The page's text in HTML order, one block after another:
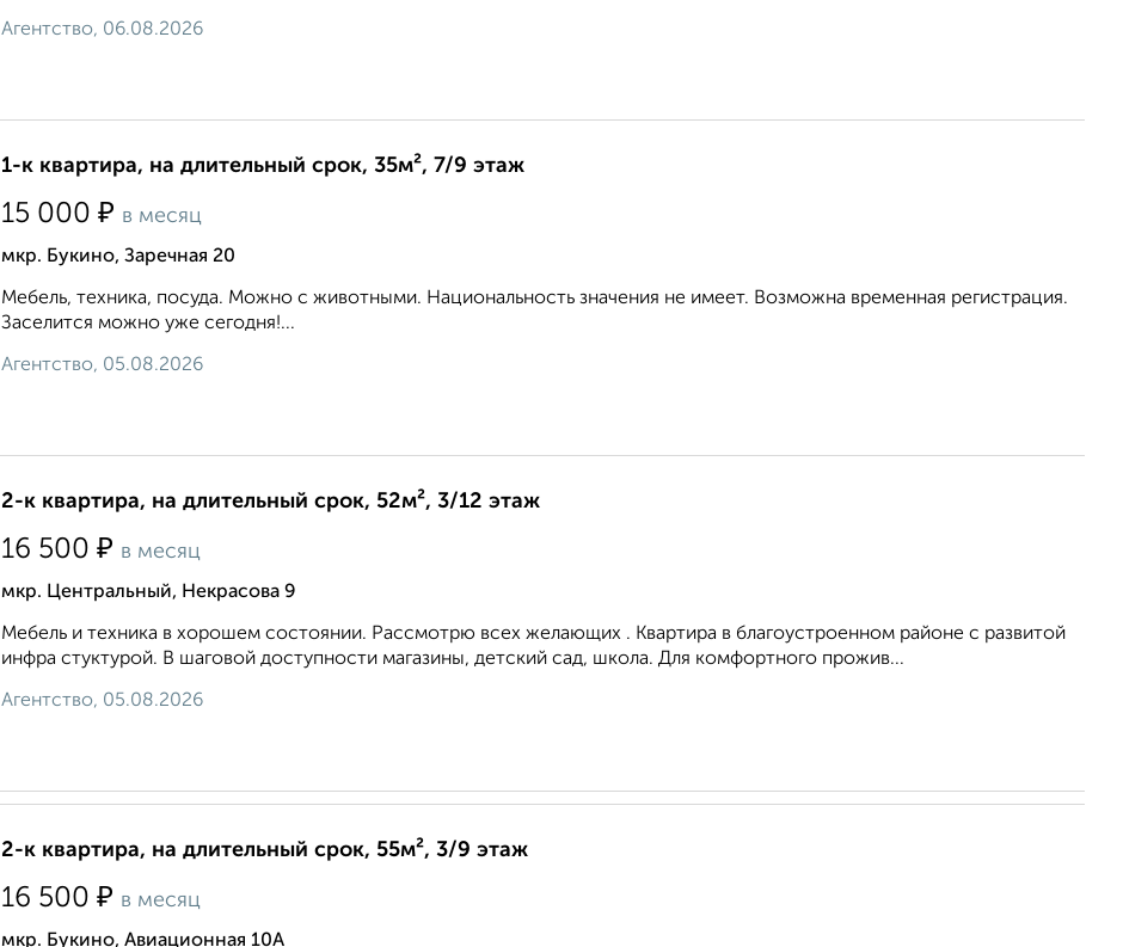
Агентство, 06.08.2026
1-к квартира, на длительный срок, 35м², 7/9 этаж
15 000 ₽ в месяц
мкр. Букино, Заречная 20
Мебель, техника, посуда. Можно с животными. Национальность значения не имеет. Возможна временная регистрация.
Заселится можно уже сегодня!...
Агентство, 05.08.2026
2-к квартира, на длительный срок, 52м², 3/12 этаж
16 500 ₽ в месяц
мкр. Центральный, Некрасова 9
Мебель и техника в хорошем состоянии. Рассмотрю всех желающих . Квартира в благоустроенном районе с развитой
инфра стуктурой. В шаговой доступности магазины, детский сад, школа. Для комфортного прожив...
Агентство, 05.08.2026
2-к квартира, на длительный срок, 55м², 3/9 этаж
16 500 ₽ в месяц
мкр. Букино, Авиационная 10А